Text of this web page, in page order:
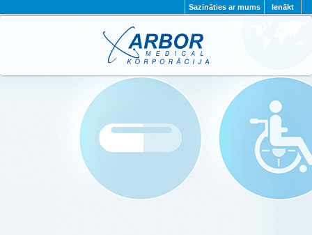
Ienākt
Sazināties ar mums
PAR MUMS PROJEKTI
KONTAKTI
PRIVĀTUMA POLITIKA